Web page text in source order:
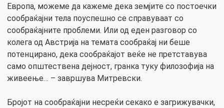
Европа, можеме да кажеме дека земјите со постоечки
сообраќајни тела поуспешно се справуваат со
сообраќајните проблеми. Или од еден разговор со
колега од Австрија на темата сообраќај ни беше
потенцирано, дека сообраќајот веќе не претставува
само општествена дејност, гранка туку филозофија на
живеење… – завршува Митревски.
Бројот на сообраќајни несреќи секако е загрижувачки,